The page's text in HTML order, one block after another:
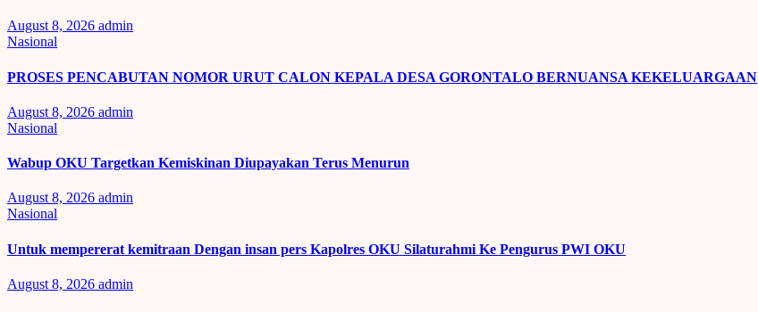
August 8, 2026 admin
Nasional
PROSES PENCABUTAN NOMOR URUT CALON KEPALA DESA GORONTALO BERNUANSA KEKELUARGAAN
August 8, 2026 admin
Nasional
Wabup OKU Targetkan Kemiskinan Diupayakan Terus Menurun
August 8, 2026 admin
Nasional
Untuk mempererat kemitraan Dengan insan pers Kapolres OKU Silaturahmi Ke Pengurus PWI OKU
August 8, 2026 admin